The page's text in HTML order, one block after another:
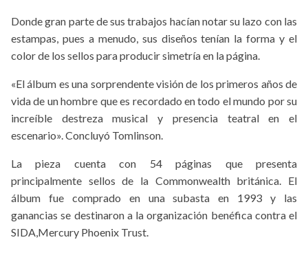
Donde gran parte de sus trabajos hacían notar su lazo con las
estampas, pues a menudo, sus diseños tenían la forma y el
color de los sellos para producir simetría en la página.
«El álbum es una sorprendente visión de los primeros años de
vida de un hombre que es recordado en todo el mundo por su
increíble destreza musical y presencia teatral en el
escenario». Concluyó Tomlinson.
La pieza cuenta con 54 páginas que presenta
principalmente sellos de la Commonwealth británica. El
álbum fue comprado en una subasta en 1993 y las
ganancias se destinaron a la organización benéfica contra el
SIDA,Mercury Phoenix Trust.